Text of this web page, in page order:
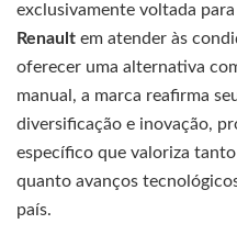
exclusivamente voltada
Renault em atender às
oferecer uma alternativa
manual, a marca reafirma
diversificação e inovação,
específico que valoriza
quanto avanços
país.